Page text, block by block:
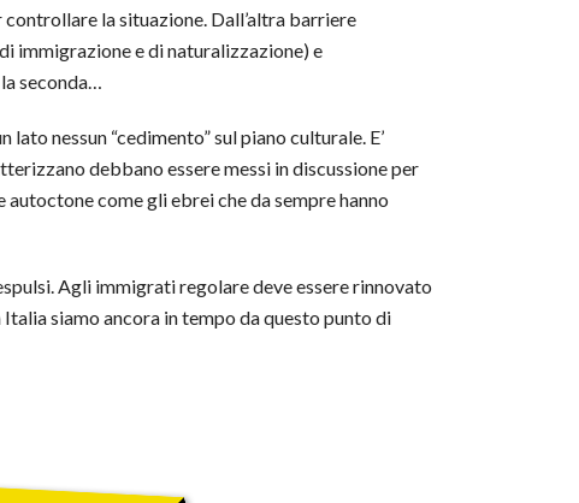
la situazione. Dall’altra barriere
immigrazione e di naturalizzazione) e
seconda…
nessun “cedimento” sul piano culturale. E’
debbano essere messi in discussione per
come gli ebrei che da sempre hanno
Agli immigrati regolare deve essere rinnovato
siamo ancora in tempo da questo punto di